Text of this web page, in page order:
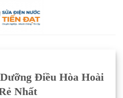
Điều Hòa Hoài
Nhất